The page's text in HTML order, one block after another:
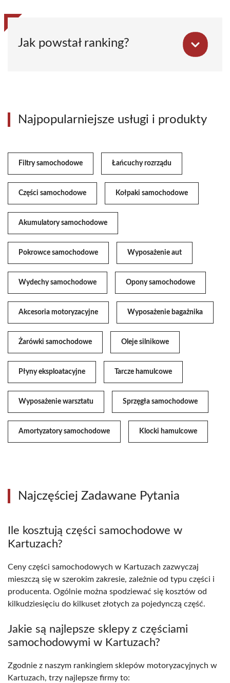
Jak powstał ranking?
Najpopularniejsze usługi i produkty
Filtry samochodowe Łańcuchy rozrządu
Części samochodowe Kołpaki samochodowe
Akumulatory samochodowe
Pokrowce samochodowe Wyposażenie aut
Wydechy samochodowe Opony samochodowe
Akcesoria motoryzacyjne Wyposażenie bagażnika
Żarówki samochodowe Oleje silnikowe
Płyny eksploatacyjne Tarcze hamulcowe
Wyposażenie warsztatu Sprzęgła samochodowe
Amortyzatory samochodowe Klocki hamulcowe
Najczęściej Zadawane Pytania
Ile kosztują części samochodowe w
Kartuzach?
Ceny części samochodowych w Kartuzach zazwyczaj
mieszczą się w szerokim zakresie, zależnie od typu części i
producenta. Ogólnie można spodziewać się kosztów od
kilkudziesięciu do kilkuset złotych za pojedynczą część.
Jakie są najlepsze sklepy z częściami
samochodowymi w Kartuzach?
Zgodnie z naszym rankingiem sklepów motoryzacyjnych w
Kartuzach, trzy najlepsze firmy to: